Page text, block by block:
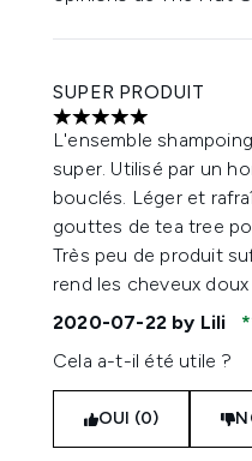
SUPER PRODUIT
5 étoiles sur un
L'ensemble
super. Utilisé par un
bouclés. Léger et
gouttes de tea tree
Très peu de produit
rend les cheveux
2020-07-22 by Lili
Cela a-t-il été utile ?
OUI (0)